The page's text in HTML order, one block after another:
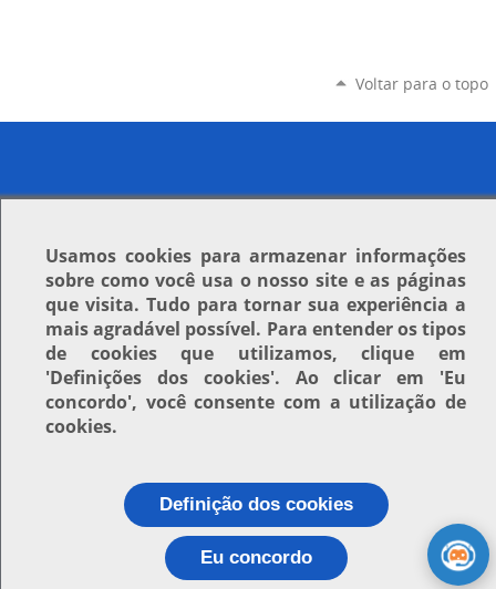
Voltar para o topo
Usamos cookiespara armazenar informações
sobre como você usa o nosso site e as páginas
que visita. Tudo para tornar sua experiência a
mais agradável possível. Para entender os tipos
de cookies que utilizamos, clique em
'Definições dos cookies'. Ao clicar em 'Eu
concordo', você consente com a utilização de
cookies.